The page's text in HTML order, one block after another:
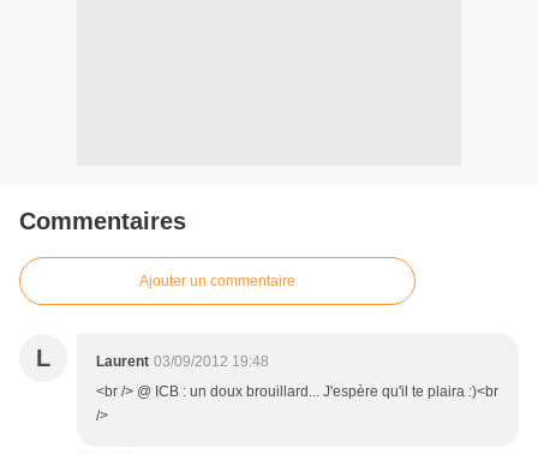
Commentaires
Ajouter un commentaire
L Laurent 03/09/2012 19:48
<br /> @ ICB : un doux brouillard... J'espère qu'il te plaira :)<br
/>